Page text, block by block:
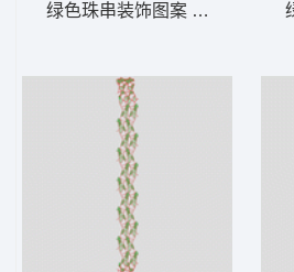
绿色珠串装饰图案 窗帘版带